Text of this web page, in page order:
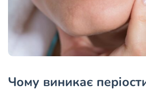
Чому виникає